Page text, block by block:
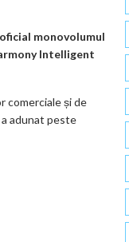
monovolumul
Intelligent
comerciale și de
a adunat peste